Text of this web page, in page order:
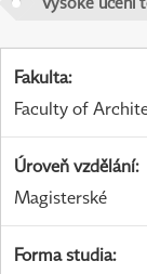
Fakulta:
Faculty of
Úroveň vzdělání:
Magisterské
Forma studia: